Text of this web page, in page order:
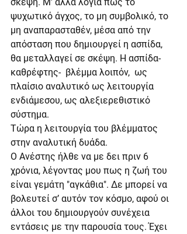
ψυχωτικό άγχος, το μη συμβολικό, το
μη αναπαρασταθέν, μέσα από την
απόσταση που δημιουργεί η ασπίδα,
θα μεταλλαγεί σε σκέψη. Η ασπίδα-
καθρέφτης-  βλέμμα λοιπόν,  ως
πλαίσιο αναλυτικό ως λειτουργία
ενδιάμεσου, ως αλεξιερεθιστικό
σύστημα.
Τώρα η λειτουργία του βλέμματος
στην αναλυτική δυάδα.
Ο Ανέστης ήλθε να με δει πριν 6
χρόνια, λέγοντας μου πως η ζωή του
είναι γεμάτη "αγκάθια". Δε μπορεί να
βολευτεί σ’ αυτόν τον κόσμο, αφού οι
άλλοι του δημιουργούν συνέχεια
εντάσεις με την παρουσία τους. Έχει